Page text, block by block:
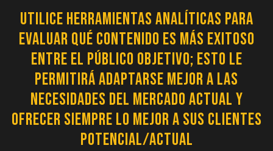
Utilice herramientas analíticas para
evaluar qué contenido es más exitoso
entre el público objetivo; esto le
permitirá adaptarse mejor a las
necesidades del mercado actual y
ofrecer siempre lo mejor a sus clientes
potencial/actual